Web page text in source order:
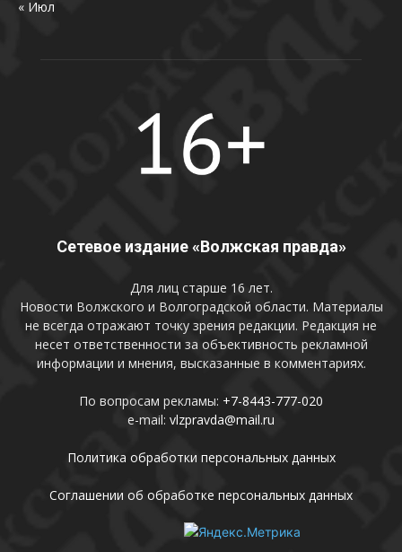
« Июл
Сетевое издание «Волжская правда»
Для лиц старше 16 лет.
Новости Волжского и Волгоградской области. Материалы
не всегда отражают точку зрения редакции. Редакция не
несет ответственности за объективность рекламной
информации и мнения, высказанные в комментариях.
По вопросам рекламы: +7-8443-777-020
e-mail: vlzpravda@mail.ru
Политика обработки персональных данных
Соглашении об обработке персональных данных